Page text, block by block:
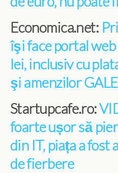
Economica.net:
îşi face portal
lei, inclusiv cu
şi amenzilor
Startupcafe.ro:
foarte ușor să
din IT, piața a fost
de fierbere